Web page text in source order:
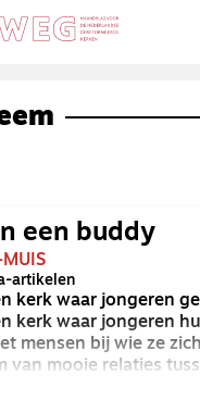
een buddy
artikelen
kerk waar jongeren
kerk waar jongeren
mensen bij wie ze
van mooie relaties
Relaties waarin